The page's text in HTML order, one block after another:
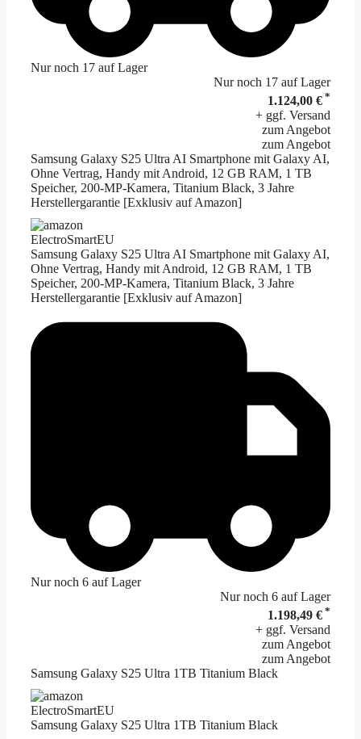
Nur noch 17 auf Lager
Nur noch 17 auf Lager
1.124,00 € *
+ ggf. Versand
zum Angebot
zum Angebot
Samsung Galaxy S25 Ultra AI Smartphone mit Galaxy AI,
Ohne Vertrag, Handy mit Android, 12 GB RAM, 1 TB
Speicher, 200-MP-Kamera, Titanium Black, 3 Jahre
Herstellergarantie [Exklusiv auf Amazon]
ElectroSmartEU
Samsung Galaxy S25 Ultra AI Smartphone mit Galaxy AI,
Ohne Vertrag, Handy mit Android, 12 GB RAM, 1 TB
Speicher, 200-MP-Kamera, Titanium Black, 3 Jahre
Herstellergarantie [Exklusiv auf Amazon]
Nur noch 6 auf Lager
Nur noch 6 auf Lager
1.198,49 € *
+ ggf. Versand
zum Angebot
zum Angebot
Samsung Galaxy S25 Ultra 1TB Titanium Black
ElectroSmartEU
Samsung Galaxy S25 Ultra 1TB Titanium Black